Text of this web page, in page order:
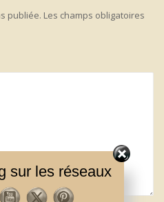
publiée. Les champs obligatoires
sur les réseaux